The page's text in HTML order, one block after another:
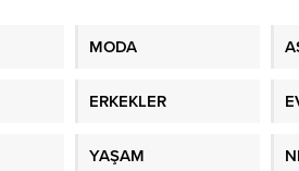
MODA
ERKEKLER
YAŞAM